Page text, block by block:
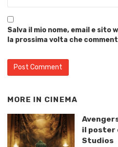
Salva il mio nome, email e sito
la prossima volta che
MORE IN CINEMA
il poster
Studios